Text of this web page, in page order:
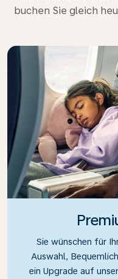
buchen Sie gleich
Sie wünschen für
Auswahl,
ein Upgrade auf